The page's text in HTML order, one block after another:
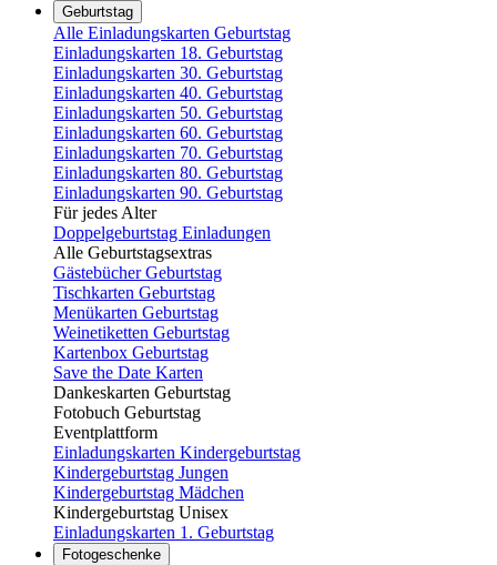
Geburtstag
Alle Einladungskarten Geburtstag
Einladungskarten 18. Geburtstag
Einladungskarten 30. Geburtstag
Einladungskarten 40. Geburtstag
Einladungskarten 50. Geburtstag
Einladungskarten 60. Geburtstag
Einladungskarten 70. Geburtstag
Einladungskarten 80. Geburtstag
Einladungskarten 90. Geburtstag
Für jedes Alter
Doppelgeburtstag Einladungen
Alle Geburtstagsextras
Gästebücher Geburtstag
Tischkarten Geburtstag
Menükarten Geburtstag
Weinetiketten Geburtstag
Kartenbox Geburtstag
Save the Date Karten
Dankeskarten Geburtstag
Fotobuch Geburtstag
Eventplattform
Einladungskarten Kindergeburtstag
Kindergeburtstag Jungen
Kindergeburtstag Mädchen
Kindergeburtstag Unisex
Einladungskarten 1. Geburtstag
Fotogeschenke